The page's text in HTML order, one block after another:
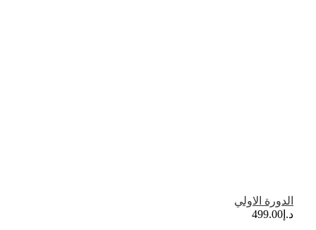
الدورة الاولي
499.00